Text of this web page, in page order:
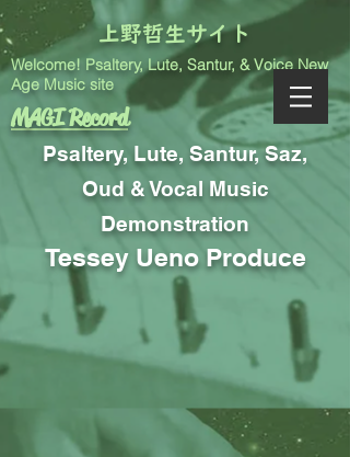
上野哲生サイト
Welcome! Psaltery, Lute, Santur, & Voice New
Age Music site
MAGI Record
Psaltery, Lute, Santur, Saz,
Oud & Vocal Music
Demonstration
Tessey Ueno Produce